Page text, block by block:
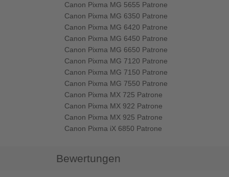
Canon Pixma MG 5655 Patrone
Canon Pixma MG 6350 Patrone
Canon Pixma MG 6420 Patrone
Canon Pixma MG 6450 Patrone
Canon Pixma MG 6650 Patrone
Canon Pixma MG 7120 Patrone
Canon Pixma MG 7150 Patrone
Canon Pixma MG 7550 Patrone
Canon Pixma MX 725 Patrone
Canon Pixma MX 922 Patrone
Canon Pixma MX 925 Patrone
Canon Pixma iX 6850 Patrone
Bewertungen